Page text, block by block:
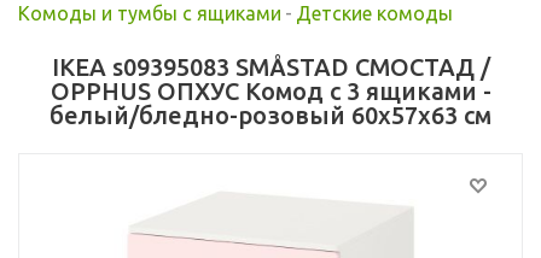
Комоды и тумбы с ящиками - Детские комоды
IKEA s09395083 SMÅSTAD СМОСТАД /
OPPHUS ОПХУС Комод с 3 ящиками -
белый/бледно-розовый 60x57x63 см